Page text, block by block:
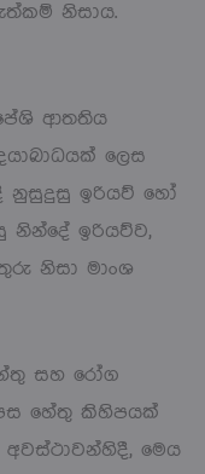
නිසාය.
පේශි ආතතිය
ලෙස
නුසුදුසු ඉරියව් හෝ
නින්දේ ඉරියව්ව,
නිසා මාංශ
සහ රෝග
හේතු කිහිපයක්
මෙය